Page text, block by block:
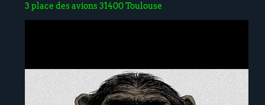
3 place des avions 31400 Toulouse